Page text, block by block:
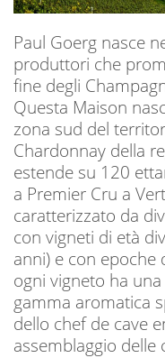
Paul Goerg nasce
produttori che
fine degli
Questa Maison
zona sud del
Chardonnay della
estende su 120
a Premier Cru a
caratterizzato da
con vigneti di età
anni) e con
ogni vigneto ha
gamma aromatica
dello chef de cave
assemblaggio delle